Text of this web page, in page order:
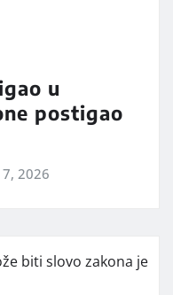
u
postigao
2026